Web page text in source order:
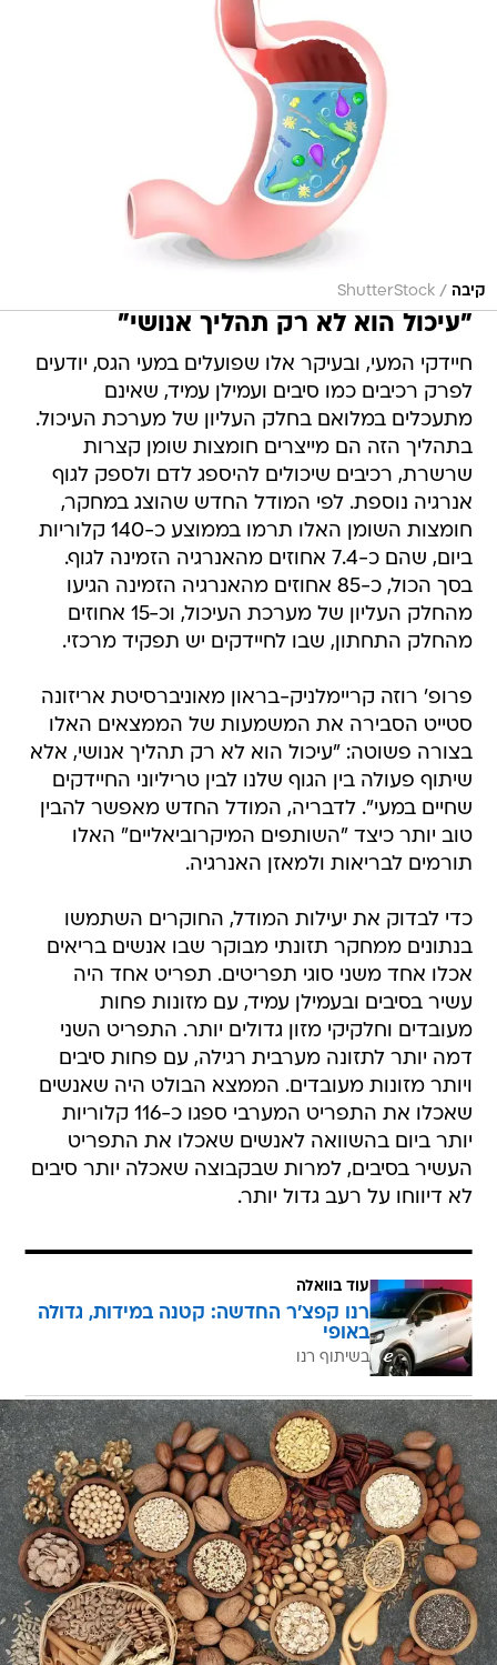
קיבה /
ShutterStock
"עיכול הוא לא רק תהליך אנושי"
חיידקי המעי, ובעיקר אלו שפועלים במעי הגס, יודעים
לפרק רכיבים כמו סיבים ועמילן עמיד, שאינם
מתעכלים במלואם בחלק העליון של מערכת העיכול.
בתהליך הזה הם מייצרים חומצות שומן קצרות
שרשרת, רכיבים שיכולים להיספג לדם ולספק לגוף
אנרגיה נוספת. לפי המודל החדש שהוצג במחקר,
חומצות השומן האלו תרמו בממוצע כ-140 קלוריות
ביום, שהם כ-7.4 אחוזים מהאנרגיה הזמינה לגוף.
בסך הכול, כ-85 אחוזים מהאנרגיה הזמינה הגיעו
מהחלק העליון של מערכת העיכול, וכ-15 אחוזים
מהחלק התחתון, שבו לחיידקים יש תפקיד מרכזי.
פרופ' רוזה קריימלניק-בראון מאוניברסיטת אריזונה
סטייט הסבירה את המשמעות של הממצאים האלו
בצורה פשוטה: "עיכול הוא לא רק תהליך אנושי, אלא
שיתוף פעולה בין הגוף שלנו לבין טריליוני החיידקים
שחיים במעי". לדבריה, המודל החדש מאפשר להבין
טוב יותר כיצד "השותפים המיקרוביאליים" האלו
תורמים לבריאות ולמאזן האנרגיה.
כדי לבדוק את יעילות המודל, החוקרים השתמשו
בנתונים ממחקר תזונתי מבוקר שבו אנשים בריאים
אכלו אחד משני סוגי תפריטים. תפריט אחד היה
עשיר בסיבים ובעמילן עמיד, עם מזונות פחות
מעובדים וחלקיקי מזון גדולים יותר. התפריט השני
דמה יותר לתזונה מערבית רגילה, עם פחות סיבים
ויותר מזונות מעובדים. הממצא הבולט היה שאנשים
שאכלו את התפריט המערבי ספגו כ-116 קלוריות
יותר ביום בהשוואה לאנשים שאכלו את התפריט
העשיר בסיבים, למרות שבקבוצה שאכלה יותר סיבים
לא דיווחו על רעב גדול יותר.
עוד בוואלה
רנו קפצ'ר החדשה: קטנה במידות, גדולה
באופי
בשיתוף רנו